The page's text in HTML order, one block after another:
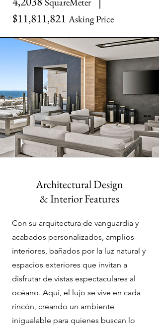
$11,811,821 Asking Price
Architectural Design
& Interior Features
Con su arquitectura de vanguardia y
acabados personalizados, amplios
interiores, bañados por la luz natural y
espacios exteriores que invitan a
disfrutar de vistas espectaculares al
océano. Aquí, el lujo se vive en cada
rincón, creando un ambiente
inigualable para quienes buscan lo